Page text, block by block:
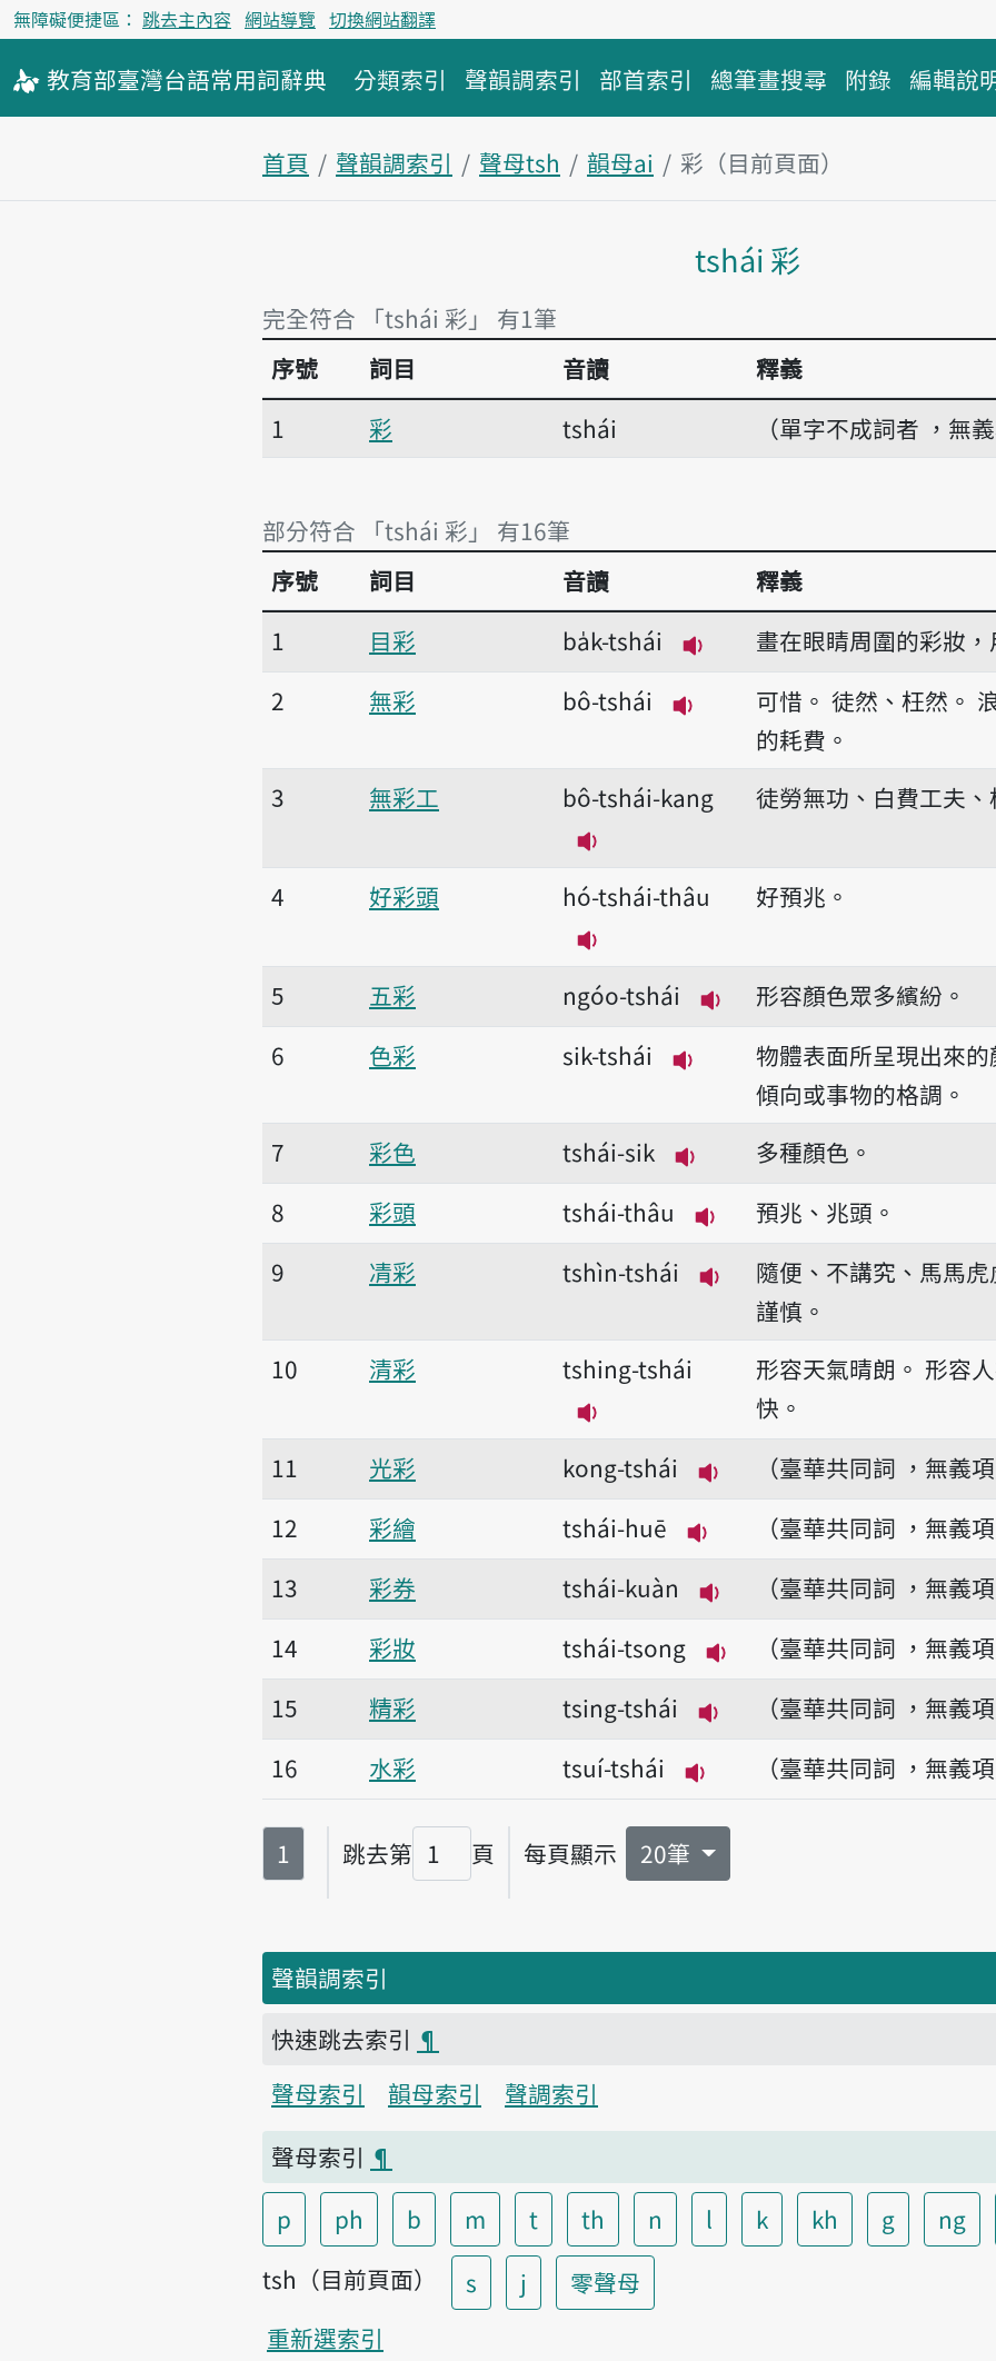
無障礙便捷區： 跳去主內容 網站導覽 切換網站翻譯
教育部臺灣台語常用詞辭典 分類索引 聲韻調索引 部首索引 總筆畫搜尋 附錄 編輯說
首頁 聲韻調索引 聲母tsh 韻母ai
彩（目前頁面）
tshái 彩
完全符合 「tshái 彩」 有1筆
完全符合 「tshái 彩」 有1筆
序號 詞目 音讀
釋義
1
彩 tshái （單字不成詞者 ，無義
部分符合 「tshái 彩」 有16筆
部分符合 「tshái 彩」 有16筆
序號 詞目 音讀
釋義
1
目彩
ba̍k-tshái
播放音讀ba̍k-tshái
畫在眼睛周圍的彩妝
2
無彩
bô-tshái
播放音讀bô-tshái
可惜。 徒然、枉然。
的耗費。
3
無彩工 bô-tshái-kang
播放音讀bô-tshái-kang
徒勞無功、白費工夫、
4 好彩頭 hó-tshái-thâu
播放音讀hó-tshái-thâu
好預兆。
5 五彩
ngóo-tshái
播放音讀ngóo-tshái
形容顏色眾多繽紛。
6
色彩
sik-tshái
播放音讀sik-tshái
物體表面所呈現出來的
傾向或事物的格調。
7
彩色
tshái-sik
播放音讀tshái-sik
多種顏色。
8
彩頭
tshái-thâu
播放音讀tshái-thâu
預兆、兆頭。
9
凊彩
tshìn-tshái
播放音讀tshìn-tshái
隨便、不講究、馬馬虎
謹慎。
10
清彩 tshing-tshái
播放音讀tshing-tshái
形容天氣晴朗。 形容
快。
11
光彩
kong-tshái
播放音讀kong-tshái
（臺華共同詞 ，無義項
12
彩繪
tshái-huē
播放音讀tshái-huē
（臺華共同詞 ，無義項
13
彩券
tshái-kuàn
播放音讀tshái-kuàn
（臺華共同詞 ，無義項
14
彩妝
tshái-tsong
播放音讀tshái-tsong
（臺華共同詞 ，無義項
15
精彩
tsing-tshái
播放音讀tsing-tshái
（臺華共同詞 ，無義項
16
水彩
tsuí-tshái
播放音讀tsuí-tshái
（臺華共同詞 ，無義項
第
1 跳去第
頁碼
頁 每頁顯示 20筆
聲韻調索引
快速跳去索引 ¶
聲母索引
韻母索引
聲調索引
聲母索引 ¶
p
ph b m t th n l k kh g ng
tsh（目前頁面）
s j
零聲母
重新選索引